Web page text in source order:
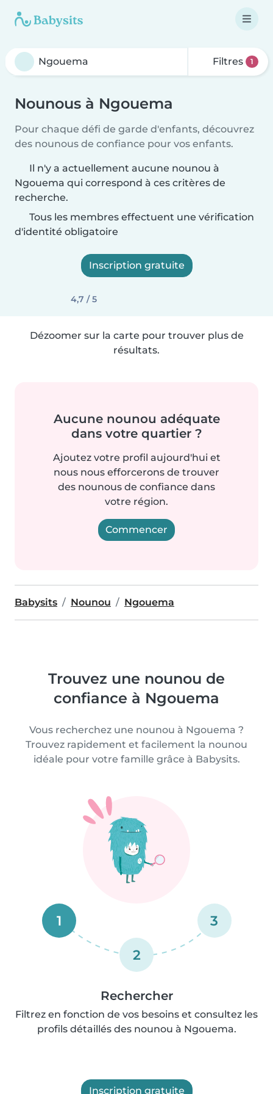
Filtres 1
Nounous à Ngouema
Pour chaque défi de garde d'enfants, découvrez
des nounous de confiance pour vos enfants.
Il n'y a actuellement aucune nounou à
Ngouema qui correspond à ces critères de
recherche.
Tous les membres effectuent une vérification
d'identité obligatoire
Inscription gratuite
4,7 / 5
Dézoomer sur la carte pour trouver plus de
résultats.
Aucune nounou adéquate
dans votre quartier ?
Ajoutez votre profil aujourd'hui et
nous nous efforcerons de trouver
des nounous de confiance dans
votre région.
Commencer
Babysits Nounou Ngouema
Trouvez une nounou de
confiance à Ngouema
Vous recherchez une nounou à Ngouema ?
Trouvez rapidement et facilement la nounou
idéale pour votre famille grâce à Babysits.
1
2
3
Rechercher
Filtrez en fonction de vos besoins et consultez les
profils détaillés des nounou à Ngouema.
Inscription gratuite